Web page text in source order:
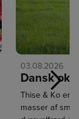
03.08.2026
Dansk
Thise & Ko er
masser af